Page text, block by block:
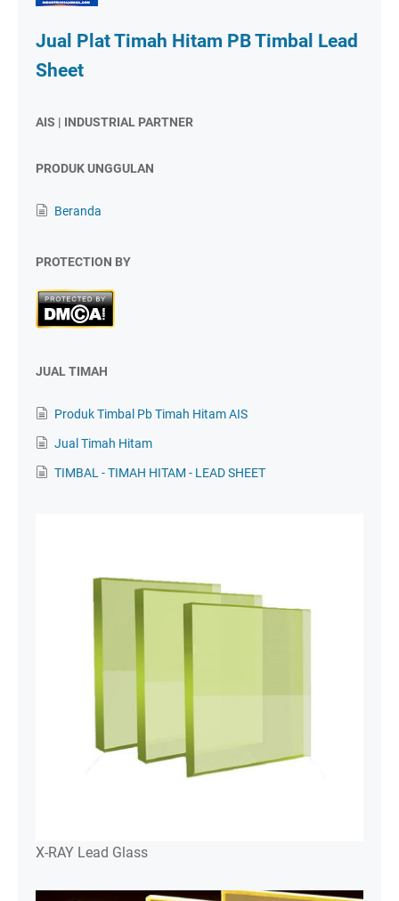
Jual Plat Timah Hitam PB Timbal Lead
Sheet
AIS | INDUSTRIAL PARTNER
PRODUK UNGGULAN
Beranda
PROTECTION BY
JUAL TIMAH
Produk Timbal Pb Timah Hitam AIS
Jual Timah Hitam
TIMBAL - TIMAH HITAM - LEAD SHEET
X-RAY Lead Glass